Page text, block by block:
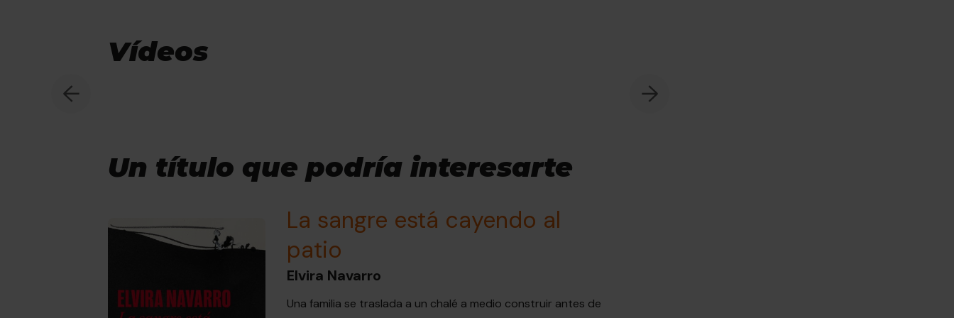
Vídeos
Un título que podría interesarte
La sangre está cayendo al
patio
Elvira Navarro
Una familia se traslada a un chalé a medio construir antes de